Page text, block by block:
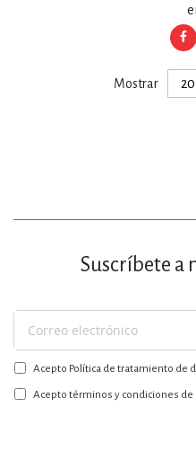
Mostrar
Suscríbete a
Suscríbase
a
nuestro
boletín:
Acepto Política de tratamiento de
Acepto términos y condiciones de